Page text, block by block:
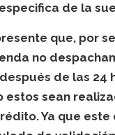
de la
que, por
no
de las 24
estos sean
Ya que este